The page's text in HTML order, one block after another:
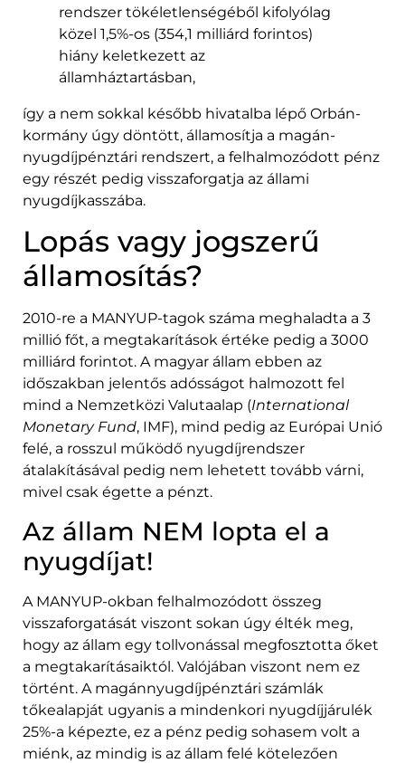
rendszer tökéletlenségéből kifolyólag
közel 1,5%-os (354,1 milliárd forintos)
hiány keletkezett az
államháztartásban,
így a nem sokkal később hivatalba lépő Orbán-
kormány úgy döntött, államosítja a magán-
nyugdíjpénztári rendszert, a felhalmozódott pénz
egy részét pedig visszaforgatja az állami
nyugdíjkasszába.
Lopás vagy jogszerű
államosítás?
2010-re a MANYUP-tagok száma meghaladta a 3
millió főt, a megtakarítások értéke pedig a 3000
milliárd forintot. A magyar állam ebben az
időszakban jelentős adósságot halmozott fel
mind a Nemzetközi Valutaalap (International
Monetary Fund, IMF), mind pedig az Európai Unió
felé, a rosszul működő nyugdíjrendszer
átalakításával pedig nem lehetett tovább várni,
mivel csak égette a pénzt.
Az állam NEM lopta el a
nyugdíjat!
A MANYUP-okban felhalmozódott összeg
visszaforgatását viszont sokan úgy élték meg,
hogy az állam egy tollvonással megfosztotta őket
a megtakarításaiktól. Valójában viszont nem ez
történt. A magánnyugdíjpénztári számlák
tőkealapját ugyanis a mindenkori nyugdíjjárulék
25%-a képezte, ez a pénz pedig sohasem volt a
miénk, az mindig is az állam felé kötelezően